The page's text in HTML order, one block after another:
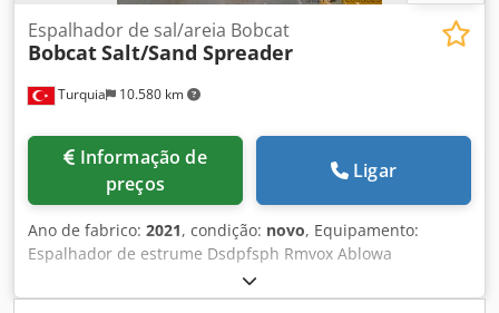
Turquia 10.580 km
Espalhador de sal/areia Bobcat
BobcatSalt/Sand Spreader
preços
Ligar
Ano de fabrico: 2021, condição: novo, Equipamento:
Espalhador de estrume Dsdpfsph Rmvox Ablowa